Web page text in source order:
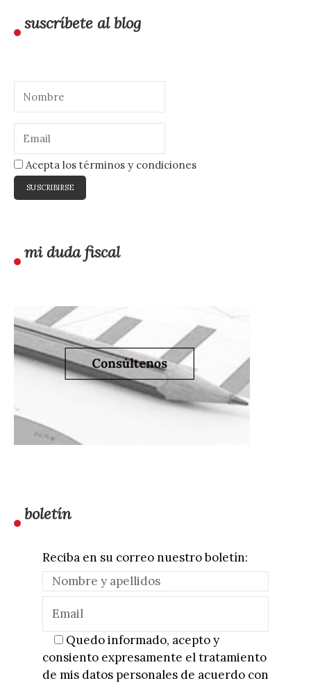
suscríbete al blog
Acepta los términos y condiciones
mi duda fiscal
boletín
Reciba en su correo nuestro boletín:
Quedo informado, acepto y
consiento expresamente el tratamiento
de mis datos personales de acuerdo con